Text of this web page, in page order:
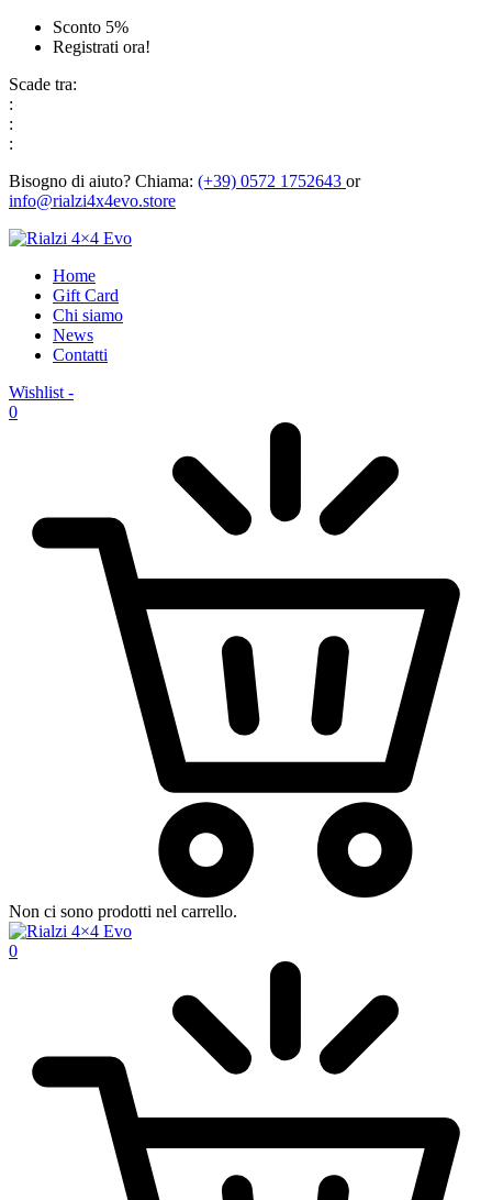
Sconto 5%
Registrati ora!
Scade tra:
:
:
:
Bisogno di aiuto? Chiama: (+39) 0572 1752643 or
info@rialzi4x4evo.store
Home
Gift Card
Chi siamo
News
Contatti
Wishlist -
0
Non ci sono prodotti nel carrello.
0